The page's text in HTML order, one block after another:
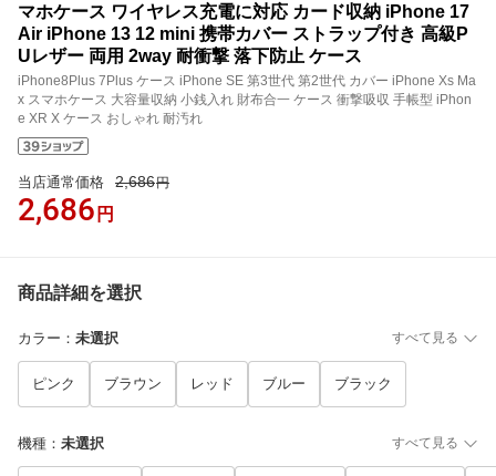
マホケース ワイヤレス充電に対応 カード収納 iPhone 17
Air iPhone 13 12 mini 携帯カバー ストラップ付き 高級P
Uレザー 両用 2way 耐衝撃 落下防止 ケース
iPhone8Plus 7Plus ケース iPhone SE 第3世代 第2世代 カバー iPhone Xs Ma
x スマホケース 大容量収納 小銭入れ 財布合一 ケース 衝撃吸収 手帳型 iPhon
e XR X ケース おしゃれ 耐汚れ
当店通常価格 2,686円
2,686 円
商品詳細を選択
カラー ： 未選択 すべて見る
ピンク ブラウン レッド ブルー ブラック
機種 ： 未選択 すべて見る